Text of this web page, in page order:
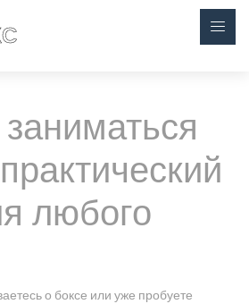
любого
о боксе или уже пробуете